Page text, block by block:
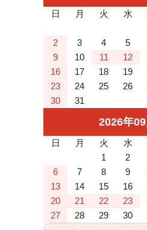
日 月 火 水
2
3 4 5
9
10 11 12
16
17 18 19
23
24 25 26
30
31
2026年09
日 月 火 水
1
2
6
7 8 9
13
14 15 16
20
21 22 23
27
28 29 30